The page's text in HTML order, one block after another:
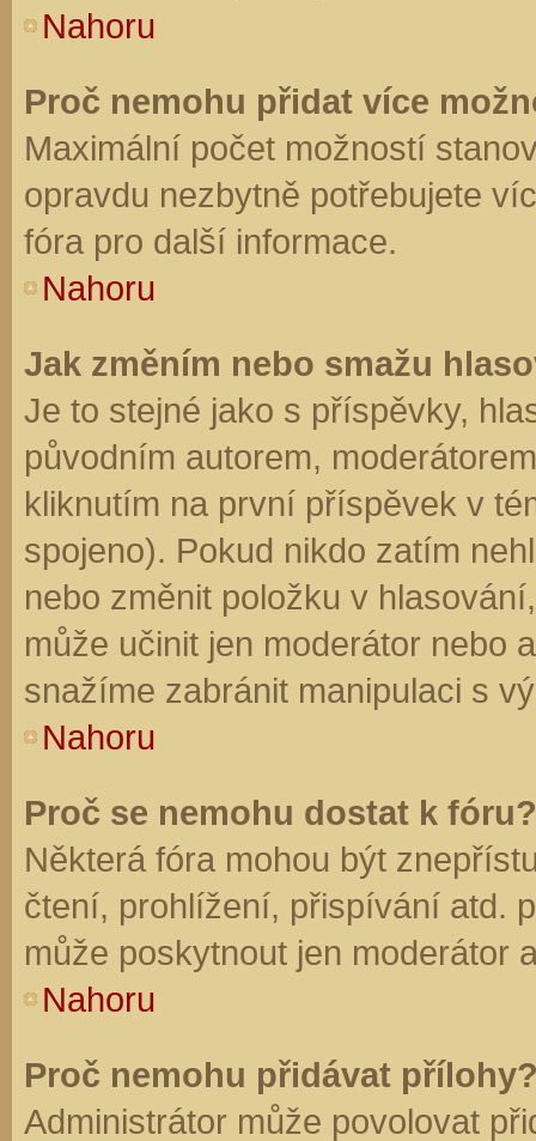
Nahoru
Proč nemohu přidat více
Maximální počet možností
opravdu nezbytně potřebujete
fóra pro další informace.
Nahoru
Jak změním nebo smažu
Je to stejné jako s příspěvky,
původním autorem,
kliknutím na první příspěvek v
spojeno). Pokud nikdo zatím
nebo změnit položku v
může učinit jen moderátor nebo
snažíme zabránit manipulaci s
Nahoru
Proč se nemohu dostat k fóru?
Některá fóra mohou být
čtení, prohlížení, přispívání atd.
může poskytnout jen moderátor
Nahoru
Proč nemohu přidávat
Administrátor může povolovat